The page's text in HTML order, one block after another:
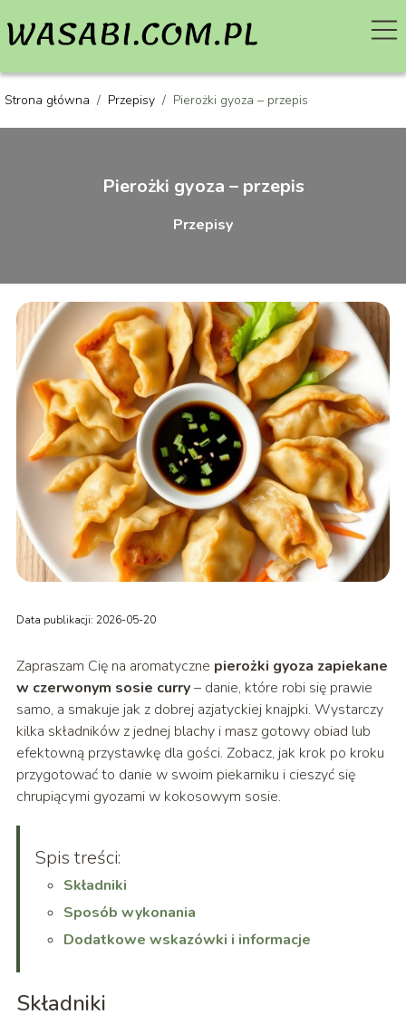
Strona główna / Przepisy / Pierożki gyoza – przepis
Pierożki gyoza – przepis
Przepisy
Data publikacji: 2026-05-20
Zapraszam Cię na aromatyczne pierożki gyoza zapiekane
w czerwonym sosie curry– danie, które robi się prawie
samo, a smakuje jak z dobrej azjatyckiej knajpki. Wystarczy
kilka składników z jednej blachy i masz gotowy obiad lub
efektowną przystawkę dla gości. Zobacz, jak krok po kroku
przygotować to danie w swoim piekarniku i cieszyć się
chrupiącymi gyozami w kokosowym sosie.
Spis treści:
Składniki
Sposób wykonania
Dodatkowe wskazówki i informacje
Składniki